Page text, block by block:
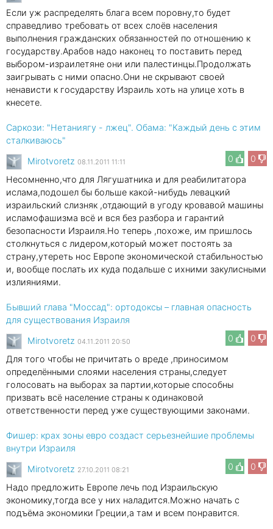
Если уж распределять блага всем поровну,то будет
справедливо требовать от всех слоёв населения
выполнения гражданских обязанностей по отношению к
государству.Арабов надо наконец то поставить перед
выбором-израилетяне они или палестинцы.Продолжать
заигрывать с ними опасно.Они не скрывают своей
ненависти к государству Израиль хоть на улице хоть в
кнесете.
Саркози: "Нетаниягу - лжец". Обама: "Каждый день с этим
сталкиваюсь"
0
0
Mirotvoretz 08.11.2011 11:11
Несомненно,что для Лягушатника и для реабилитатора
ислама,подошел бы больше какой-нибудь левацкий
израильский слизняк ,отдающий в угоду кровавой машины
исламофашизма всё и вся без разбора и гарантий
безопасности Израиля.Но теперь ,похоже, им пришлось
столкнуться с лидером,который может постоять за
страну,утереть нос Европе экономической стабильностью
и, вообще послать их куда подальше с ихними закулисными
излияниями.
Бывший глава "Моссад": ортодоксы – главная опасность
для существования Израиля
0
0
Mirotvoretz 04.11.2011 20:50
Для того чтобы не причитать о вреде ,приносимом
определёнными слоями населения страны,следует
голосовать на выборах за партии,которые способны
призвать всё население страны к одинаковой
ответственности перед уже существующими законами.
Фишер: крах зоны евро создаст серьезнейшие проблемы
внутри Израиля
0
0
Mirotvoretz 27.10.2011 08:21
Надо предложить Европе лечь под Израильскую
экономику,тогда все у них наладится.Можно начать с
подъёма экономики Греции,а там и всем понравится.